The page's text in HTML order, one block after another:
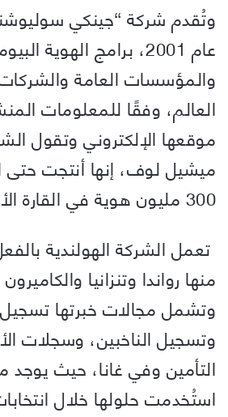
وتُقدم شركة “جينكي
عام 2001، برامج الهوية
والمؤسسات العامة
العالم، وفقًا للمعلومات
موقعها الإلكتروني وتقول
ميشيل لوف، إنها أنتجت
300 مليون هوية في القارة الأفريقية
تعمل الشركة الهولندية
منها رواندا وتنزانيا
وتشمل مجالات خبرتها تسجيل
وتسجيل الناخبين، وسجلات
التأمين وفي غانا، حيث
استُخدمت حلولها خلال